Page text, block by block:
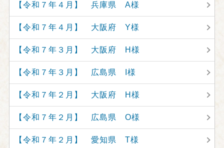
【令和７年４月】 兵庫県 A様
【令和７年４月】 大阪府 Y様
【令和７年３月】 大阪府 H様
【令和７年３月】 広島県 I様
【令和７年２月】 大阪府 H様
【令和７年２月】 広島県 O様
【令和７年２月】 愛知県 T様